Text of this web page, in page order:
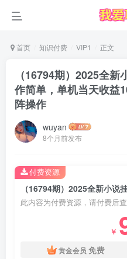
首页 知识付费 VIP1 正文
（16794期）2025全
作简单，单机当天收益
阵操作
wuyan
8个月前发布
此内容为付费资源，请付费后
￥
黄金会员 免费
付费资源